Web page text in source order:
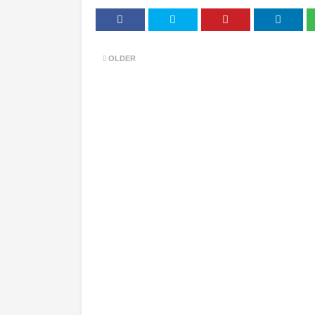
OLDER